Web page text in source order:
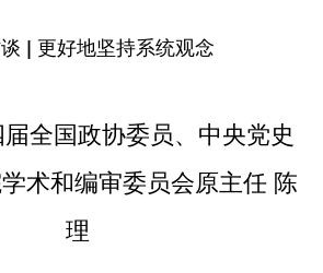
| 更好地坚持系统观念
全国政协委员、中央党史
术和编审委员会原主任 陈
理